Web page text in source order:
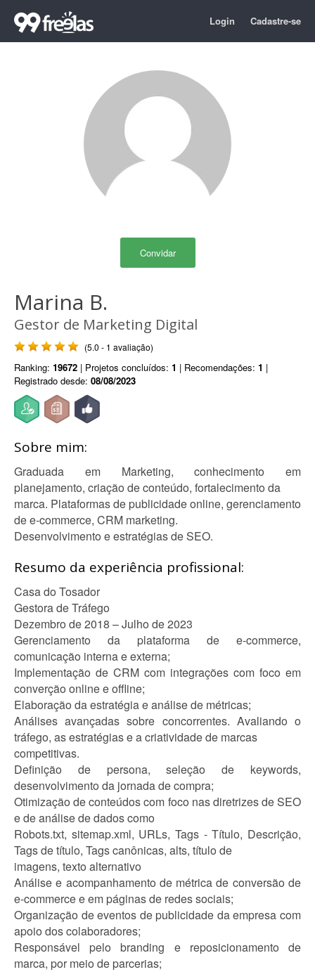
Login Cadastre-se
Convidar
Marina B.
Gestor de Marketing Digital
(5.0 - 1 avaliação)
Ranking: 19672 | Projetos concluídos: 1 | Recomendações: 1 |
Registrado desde: 08/08/2023
Sobre mim:
Graduada em Marketing, conhecimento em
planejamento, criação de conteúdo, fortalecimento da
marca. Plataformas de publicidade online, gerenciamento
de e-commerce, CRM marketing.
Desenvolvimento e estratégias de SEO.
Resumo da experiência profissional:
Casa do Tosador
Gestora de Tráfego
Dezembro de 2018 – Julho de 2023
Gerenciamento da plataforma de e-commerce,
comunicação interna e externa;
Implementação de CRM com integrações com foco em
converção online e offline;
Elaboração da estratégia e análise de métricas;
Análises avançadas sobre concorrentes. Avaliando o
tráfego, as estratégias e a criatividade de marcas
competitivas.
Definição de persona, seleção de keywords,
desenvolvimento da jornada de compra;
Otimização de conteúdos com foco nas diretrizes de SEO
e de análise de dados como
Robots.txt, sitemap.xml, URLs, Tags - Título, Descrição,
Tags de título, Tags canônicas, alts, título de
imagens, texto alternativo
Análise e acompanhamento de métrica de conversão de
e-commerce e em páginas de redes sociais;
Organização de eventos de publicidade da empresa com
apoio dos colaboradores;
Responsável pelo branding e reposicionamento de
marca, por meio de parcerias;